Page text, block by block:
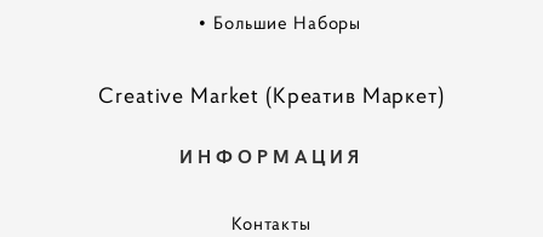
• Большие Наборы
Creative Market (Креатив Маркет)
ИНФОРМАЦИЯ
Контакты